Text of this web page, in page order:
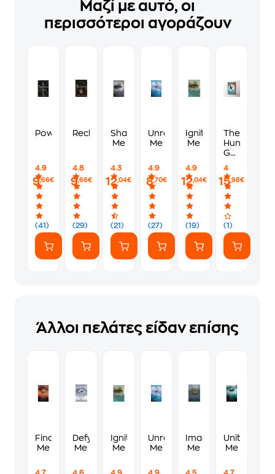
Μαζί με αυτό, οι
περισσότεροι αγοράζουν
Powerless
4.9
(41)
9,66€
Reckless
4.8
(29)
9,66€
Shatter
Me
4.3
(21)
12,04€
Unravel
Me
4.9
(27)
8,70€
Ignite
Me
4.9
(19)
12,04€
The
Hunger
Games
(PB)
4
(1)
15,98€
Άλλοι πελάτες είδαν επίσης
Find
Me
Defy
Me
Ignite
Me
Unravel
Me
Imagine
Me
Unite
Me